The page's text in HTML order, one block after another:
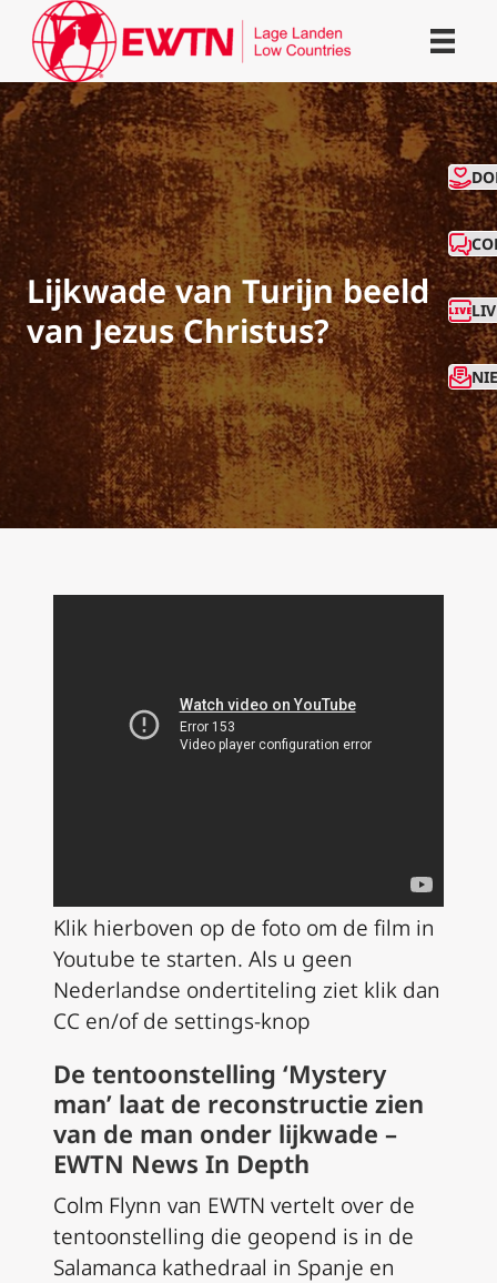
Lijkwade van Turijn beeld
van Jezus Christus?
Klik hierboven op de foto om de film in
Youtube te starten. Als u geen
Nederlandse ondertiteling ziet klik dan
CC en/of de settings-knop
De tentoonstelling ‘Mystery
man’ laat de reconstructie zien
van de man onder lijkwade –
EWTN News In Depth
Colm Flynn van EWTN vertelt over de
tentoonstelling die geopend is in de
Salamanca kathedraal in Spanje en